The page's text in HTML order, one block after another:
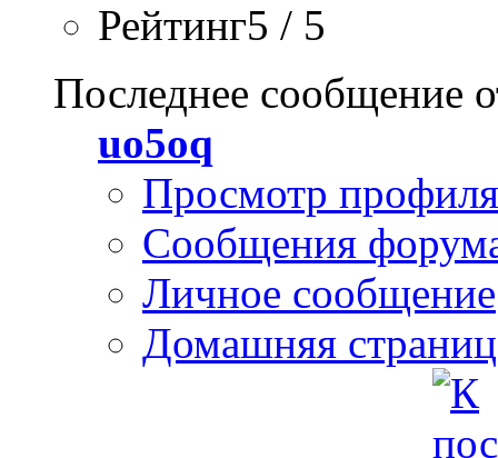
Рейтинг5 / 5
Последнее сообщение
uo5oq
Просмотр профиля
Сообщения
Личное сообщение
Домашняя